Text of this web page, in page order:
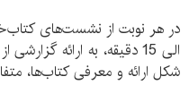
الی 15 دقیقه، به ارائه
شکل ارائه و معرفی کتاب‌ها،